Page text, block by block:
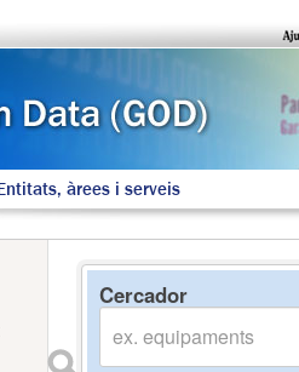
àrees i serveis
Cercador